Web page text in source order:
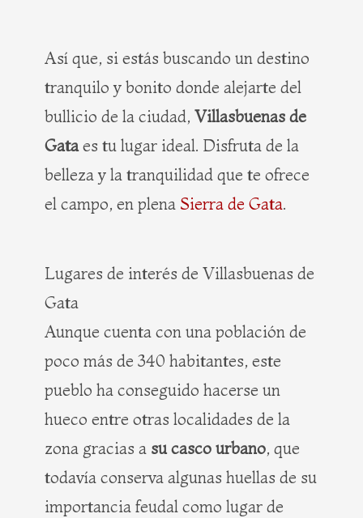
Así que, si estás buscando un destino
tranquilo y bonito donde alejarte del
bullicio de la ciudad, Villasbuenas de
Gataes tu lugar ideal. Disfruta de la
belleza y la tranquilidad que te ofrece
el campo, en plena Sierra de Gata.
Lugares de interés de Villasbuenas de
Gata
Aunque cuenta con una población de
poco más de 340 habitantes, este
pueblo ha conseguido hacerse un
hueco entre otras localidades de la
zona gracias a su casco urbano, que
todavía conserva algunas huellas de su
importancia feudal como lugar de